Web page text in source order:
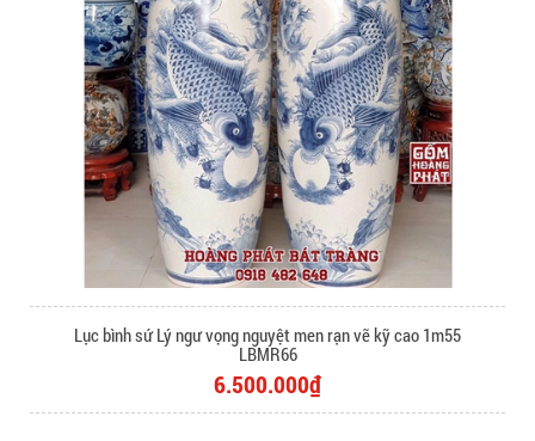
Lục bình sứ Lý ngư vọng nguyệt men rạn vẽ kỹ cao 1m55
LBMR66
6.500.000₫